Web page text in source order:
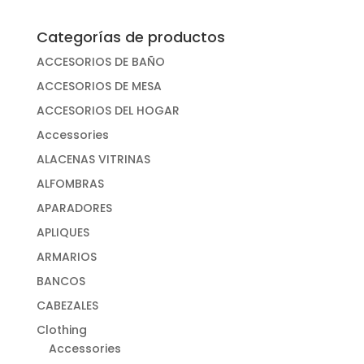
Categorías de productos
ACCESORIOS DE BAÑO
ACCESORIOS DE MESA
ACCESORIOS DEL HOGAR
Accessories
ALACENAS VITRINAS
ALFOMBRAS
APARADORES
APLIQUES
ARMARIOS
BANCOS
CABEZALES
Clothing
Accessories